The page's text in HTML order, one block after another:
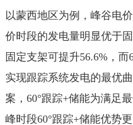
以蒙西地区为例，峰谷电
价时段的发电量明显优于
固定支架可提升56.6%，而
实现跟踪系统发电的最优
案，60°跟踪+储能为满足
峰时段60°跟踪+储能优势